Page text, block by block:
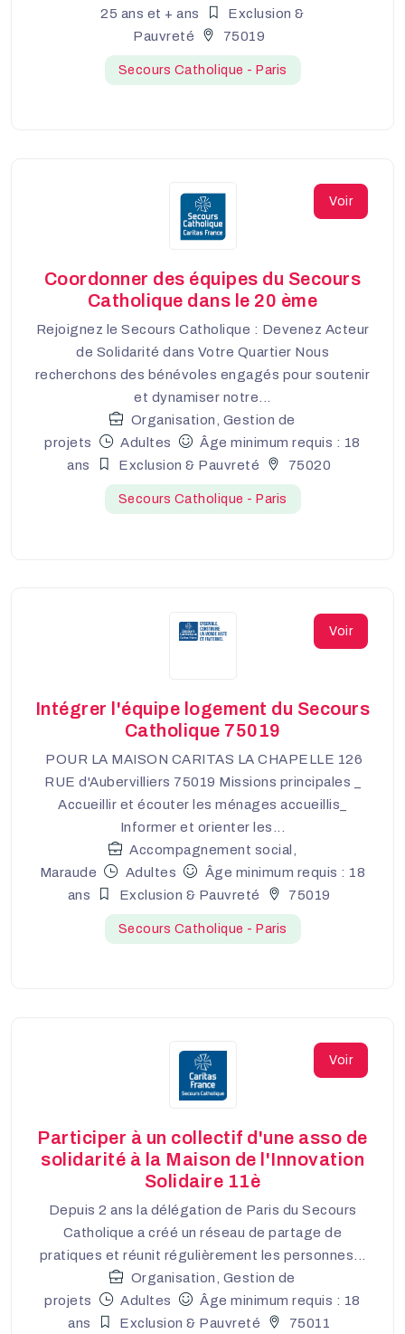
25 ans et + ans
Exclusion &
Pauvreté
75019
Secours Catholique - Paris
Voir
Coordonner des équipes du Secours
Catholique dans le 20 ème
Rejoignez le Secours Catholique : Devenez Acteur
de Solidarité dans Votre Quartier Nous
recherchons des bénévoles engagés pour soutenir
et dynamiser notre...
Organisation, Gestion de
projets
Adultes
Âge minimum requis : 18
ans
Exclusion & Pauvreté 75020
Secours Catholique - Paris
Voir
Intégrer l'équipe logement du Secours
Catholique 75019
POUR LA MAISON CARITAS LA CHAPELLE 126
RUE d'Aubervilliers 75019 Missions principales _
Accueillir et écouter les ménages accueillis_
Informer et orienter les...
Accompagnement social,
Maraude
Adultes
Âge minimum requis : 18
ans
Exclusion & Pauvreté 75019
Secours Catholique - Paris
Voir
Participer à un collectif d'une asso de
solidarité à la Maison de l'Innovation
Solidaire 11è
Depuis 2 ans la délégation de Paris du Secours
Catholique a créé un réseau de partage de
pratiques et réunit régulièrement les personnes...
Organisation, Gestion de
projets
Adultes
Âge minimum requis : 18
ans
Exclusion & Pauvreté 75011